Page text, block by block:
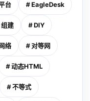
台 # EagleDesk
建 # DIY
络 # 对等网
# 动态HTML
# 不等式